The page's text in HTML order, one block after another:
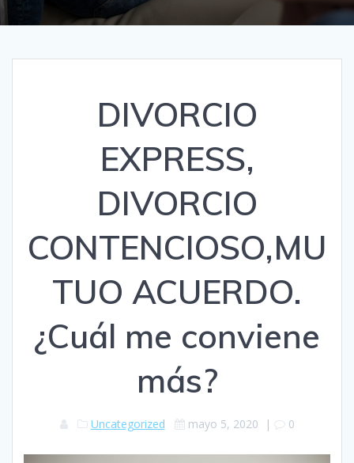
DIVORCIO
EXPRESS,
DIVORCIO
CONTENCIOSO,MU
TUO ACUERDO.
¿Cuál me conviene
más?
Uncategorized mayo 5, 2020 | 0